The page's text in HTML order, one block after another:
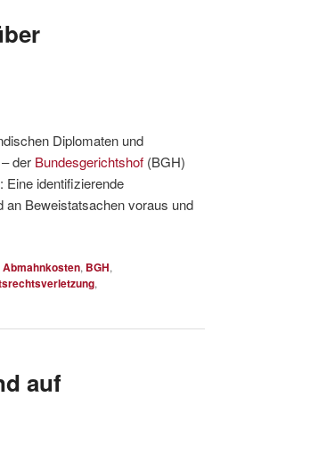
Diplomaten und
der Bundesgerichtshof (BGH)
: Eine identifizierende
an Beweistatsachen voraus und
Abmahnkosten, BGH,
,
auf